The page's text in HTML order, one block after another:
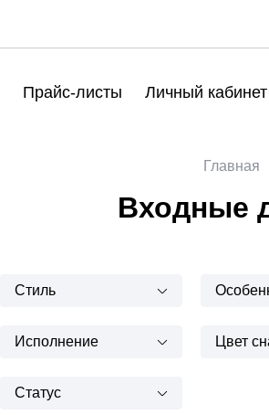
Прайс-листы Личный кабинет
Главная
Входные
Стиль
Исполнение Цвет
Статус